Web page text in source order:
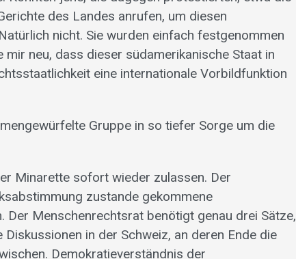
des Landes anrufen, um diesen
nicht. Sie wurden einfach festgenommen
neu, dass dieser südamerikanische Staat in
eine internationale Vorbildfunktion
Gruppe in so tiefer Sorge um die
Minarette sofort wieder zulassen. Der
zustande gekommene
Der Menschenrechtsrat benötigt genau drei Sätze,
in der Schweiz, an deren Ende die
Demokratieverständnis der